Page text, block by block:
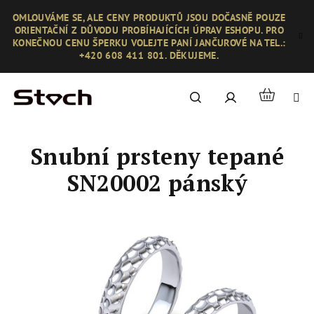
obsah
OMLOUVÁME SE, ALE CENY PRODUKTŮ JSOU DOČASNĚ POUZE
ORIENTAČNÍ Z DŮVODU PROBÍHAJÍCÍCH ÚPRAV ESHOPU. PRO
KONEČNOU CENU ŠPERKU VOLEJTE PANÍ JANČUROVÉ NA TEL.:
+420 608 411 801. DĚKUJEME.
Hledat PřihlášeníNákupní
Snubní prsteny tepané
SN20002 pánský